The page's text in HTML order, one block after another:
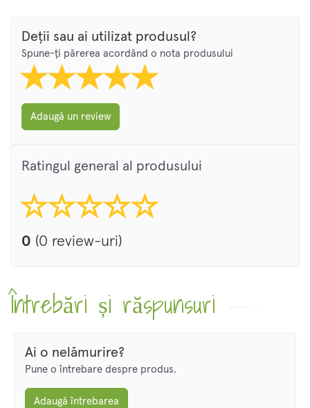
Deții sau ai utilizat produsul?
Spune-ți părerea acordând o nota produsului
Adaugă un review
Ratingul general al produsului
0 (0 review-uri)
Întrebări și răspunsuri
Ai o nelămurire?
Pune o întrebare despre produs.
Adaugă întrebarea